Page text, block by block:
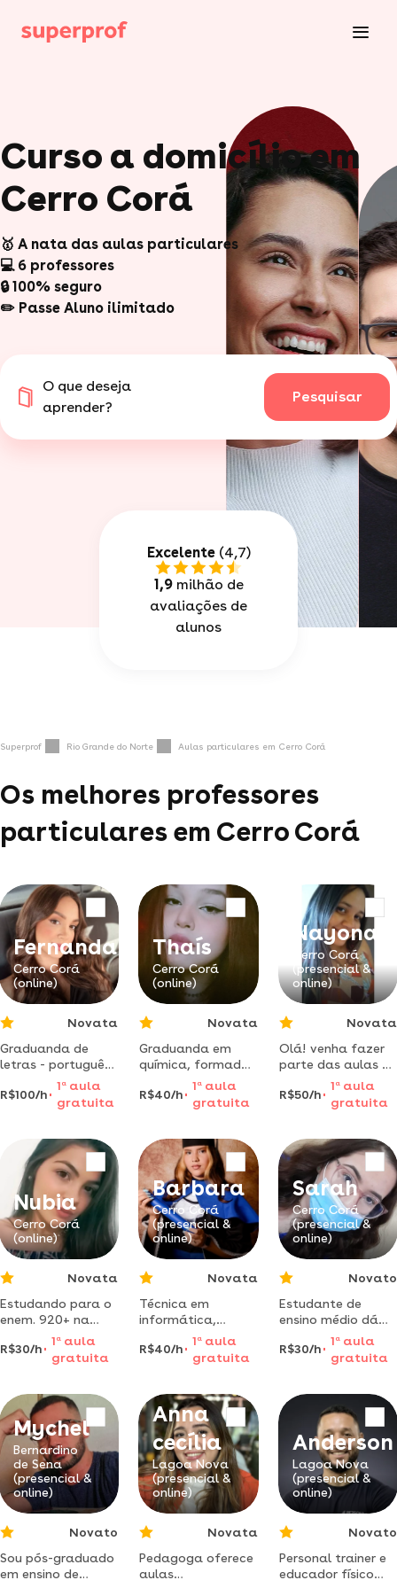
Curso a domicílio em
Cerro Corá
🥇 A nata das aulas particulares
💻 6 professores
🔒 100% seguro
✏️ Passe Aluno ilimitado
O que deseja
aprender?
Pesquisar
Excelente(4,7)
1,9milhão de
avaliações de
alunos
Superprof Rio Grande do Norte Aulas particulares em Cerro Corá
Os melhores professores
particulares em Cerro Corá
Fernanda
Cerro Corá
(online)
Novata
Graduanda de
letras - português
e inglês pela ufrn e
trabalho com
mentoria de
há mais de 3 anos.
R$100/h
1 aaula
gratuita
Thaís
Cerro Corá
(online)
Novata
Graduanda em
química, formada
em t.i, certificada
em programação
de robôs, técnica
forense.
R$40/h
1 a aula
gratuita
Cerro Corá
(presencial &
online)
Novata
Olá! venha fazer
parte das aulas de
reforço escolar.
ficarei muito feliz
em ter você
R$50/h
1 aaula
gratuita
Nubia
Cerro Corá
(online)
Novata
Estudando para o
enem. 920+ na
redação do
cursinho duas
vezes. essa é
fazendo o enem e
pretendo ajudar
mais pessoas a
alcançarem o seu
sonho!
R$30/h
1 aaula
gratuita
Barbara
Cerro Corá
(presencial &
online)
Novata
Técnica em
informática,
certificada na
língua inglesa,
estudante de
tecnologia
R$40/h
1 a aula
gratuita
Sarah
Cerro Corá
(presencial &
online)
Novato
Estudante de
ensino médio dá
aulas de
matemática e
biologia para
ensino
fundamental
R$30/h
1 aaula
gratuita
Mychel
Bernardino
de Sena
(presencial &
online)
Novato
Sou pós-graduado
em ensino de
Anna
cecília
Lagoa Nova
(presencial &
online)
Novata
Pedagoga oferece
aulas
Anderson
Lagoa Nova
(presencial &
online)
Novato
Personal trainer e
educador físico